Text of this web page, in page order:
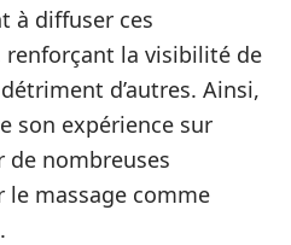
à diffuser ces
renforçant la visibilité de
d’autres. Ainsi,
son expérience sur
nombreuses
le massage comme